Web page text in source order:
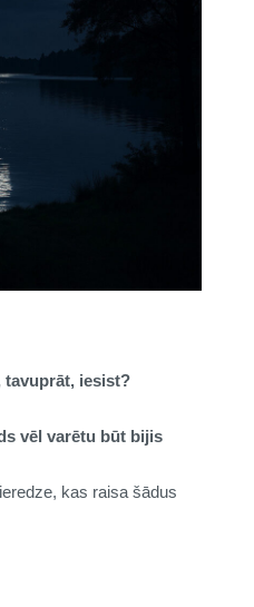
tavuprāt, iesist?
vēl varētu būt bijis
kas raisa šādus